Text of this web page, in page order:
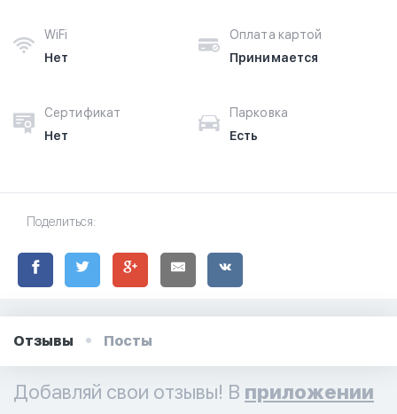
WiFi
Нет
Оплата картой
Принимается
Сертификат
Нет
Парковка
Есть
Поделиться:
Отзывы Посты
Добавляй свои отзывы! В приложении